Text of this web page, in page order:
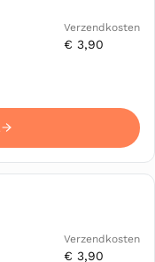
€ 3,90
€ 3,90